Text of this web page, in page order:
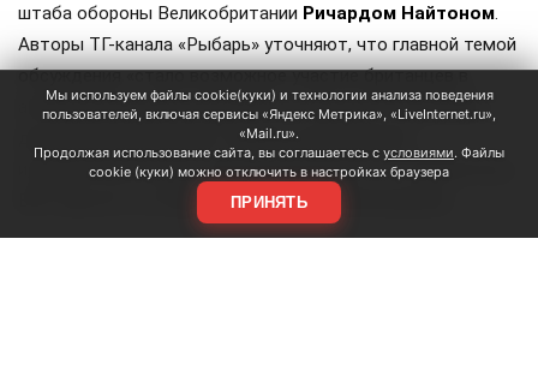
штаба обороны Великобритании Ричардом Найтоном
Авторы ТГ-канала «Рыбарь» уточняют, что главной темой
обсуждения «стало возможное участие британцев в
антибаллистических проектах, а также поставки ракет
для систем ПВО и ракет Meteor для шведских
истребителей Gripen». Сразу оговоримся, что самолётов у
ВСУ ещё нет, но планы на них уже наполеоновские.
Мы используем файлы cookie(куки) и технологии анализа поведения
пользователей, включая сервисы «Яндекс Метрика», «LiveInternet.ru»,
«Mail.ru».
Продолжая использование сайта, вы соглашаетесь с условиями. Файлы
cookie (куки) можно отключить в настройках браузера
ПРИНЯТЬ